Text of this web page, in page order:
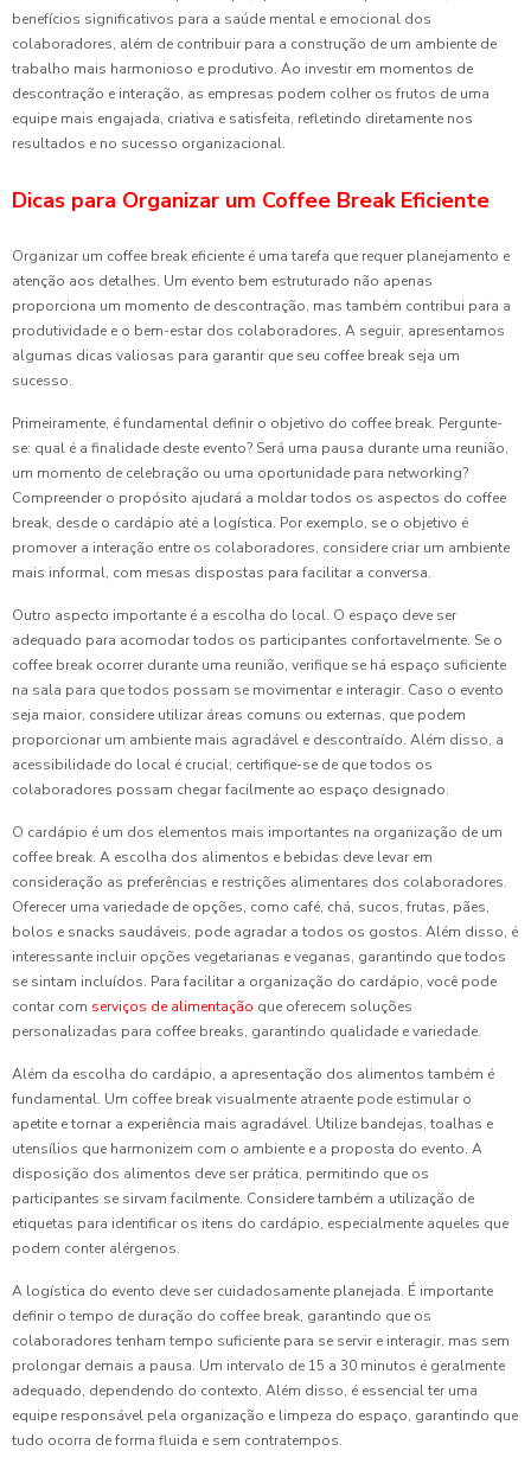
benefícios significativos para a saúde mental e emocional dos
colaboradores, além de contribuir para a construção de um ambiente de
trabalho mais harmonioso e produtivo. Ao investir em momentos de
descontração e interação, as empresas podem colher os frutos de uma
equipe mais engajada, criativa e satisfeita, refletindo diretamente nos
resultados e no sucesso organizacional.
Dicas para Organizar um Coffee Break Eficiente
Organizar um coffee break eficiente é uma tarefa que requer planejamento e
atenção aos detalhes. Um evento bem estruturado não apenas
proporciona um momento de descontração, mas também contribui para a
produtividade e o bem-estar dos colaboradores. A seguir, apresentamos
algumas dicas valiosas para garantir que seu coffee break seja um
sucesso.
Primeiramente, é fundamental definir o objetivo do coffee break. Pergunte-
se: qual é a finalidade deste evento? Será uma pausa durante uma reunião,
um momento de celebração ou uma oportunidade para networking?
Compreender o propósito ajudará a moldar todos os aspectos do coffee
break, desde o cardápio até a logística. Por exemplo, se o objetivo é
promover a interação entre os colaboradores, considere criar um ambiente
mais informal, com mesas dispostas para facilitar a conversa.
Outro aspecto importante é a escolha do local. O espaço deve ser
adequado para acomodar todos os participantes confortavelmente. Se o
coffee break ocorrer durante uma reunião, verifique se há espaço suficiente
na sala para que todos possam se movimentar e interagir. Caso o evento
seja maior, considere utilizar áreas comuns ou externas, que podem
proporcionar um ambiente mais agradável e descontraído. Além disso, a
acessibilidade do local é crucial; certifique-se de que todos os
colaboradores possam chegar facilmente ao espaço designado.
O cardápio é um dos elementos mais importantes na organização de um
coffee break. A escolha dos alimentos e bebidas deve levar em
consideração as preferências e restrições alimentares dos colaboradores.
Oferecer uma variedade de opções, como café, chá, sucos, frutas, pães,
bolos e snacks saudáveis, pode agradar a todos os gostos. Além disso, é
interessante incluir opções vegetarianas e veganas, garantindo que todos
se sintam incluídos. Para facilitar a organização do cardápio, você pode
contar com serviços de alimentação que oferecem soluções
personalizadas para coffee breaks, garantindo qualidade e variedade.
Além da escolha do cardápio, a apresentação dos alimentos também é
fundamental. Um coffee break visualmente atraente pode estimular o
apetite e tornar a experiência mais agradável. Utilize bandejas, toalhas e
utensílios que harmonizem com o ambiente e a proposta do evento. A
disposição dos alimentos deve ser prática, permitindo que os
participantes se sirvam facilmente. Considere também a utilização de
etiquetas para identificar os itens do cardápio, especialmente aqueles que
podem conter alérgenos.
A logística do evento deve ser cuidadosamente planejada. É importante
definir o tempo de duração do coffee break, garantindo que os
colaboradores tenham tempo suficiente para se servir e interagir, mas sem
prolongar demais a pausa. Um intervalo de 15 a 30 minutos é geralmente
adequado, dependendo do contexto. Além disso, é essencial ter uma
equipe responsável pela organização e limpeza do espaço, garantindo que
tudo ocorra de forma fluida e sem contratempos.